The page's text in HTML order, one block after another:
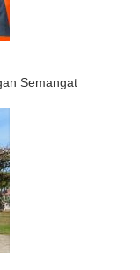
Semangat